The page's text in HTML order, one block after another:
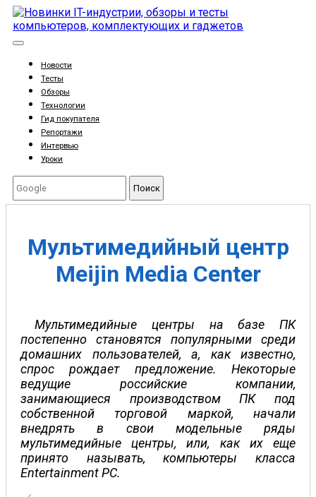
Новости
Тесты
Обзоры
Технологии
Гид покупателя
Репортажи
Интервью
Уроки
Поиск
Мультимедийный центр
Meijin Media Center
Мультимедийные центры на базе ПК
постепенно становятся популярными среди
домашних пользователей, а, как известно,
спрос рождает предложение. Некоторые
ведущие российские компании,
занимающиеся производством ПК под
собственной торговой маркой, начали
внедрять в свои модельные ряды
мультимедийные центры, или, как их еще
принято называть, компьютеры класса
Entertainment PC.